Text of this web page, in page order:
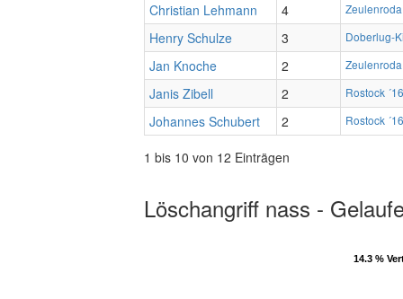
Christian Lehmann 4 Zeulenroda
Henry Schulze 3 Doberlug-
Jan Knoche 2 Zeulenroda
Janis Zibell 2 Rostock ´16
Johannes Schubert 2 Rostock ´16
1 bis 10 von 12 Einträgen
Löschangriff nass -
14.3 %
14.3 %